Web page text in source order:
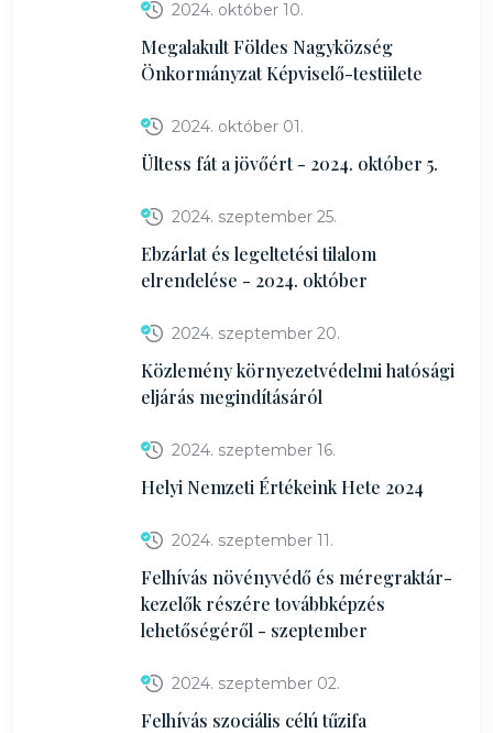
2024. október 10.
Megalakult Földes Nagyközség
Önkormányzat Képviselő-testülete
2024. október 01.
Ültess fát a jövőért - 2024. október 5.
2024. szeptember 25.
Ebzárlat és legeltetési tilalom
elrendelése - 2024. október
2024. szeptember 20.
Közlemény környezetvédelmi hatósági
eljárás megindításáról
2024. szeptember 16.
Helyi Nemzeti Értékeink Hete 2024
2024. szeptember 11.
Felhívás növényvédő és méregraktár-
kezelők részére továbbképzés
lehetőségéről - szeptember
2024. szeptember 02.
Felhívás szociális célú tűzifa